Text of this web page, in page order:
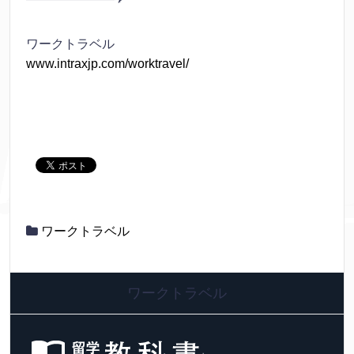
ワークトラベル
www.intraxjp.com/worktravel/
ワークトラベル
ワークトラベル